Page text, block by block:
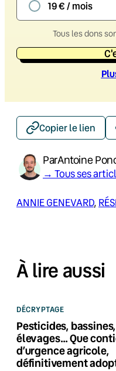
19 € / mois
Tous les dons
Copier le lien
ParAntoine
→ Tous ses
ANNIE GENEVARD,
À lire aussi
DÉCRYPTAGE
Pesticides,
élevages… Que
d’urgence agricole,
définitivement